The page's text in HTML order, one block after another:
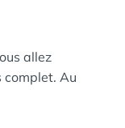
allez
complet. Au